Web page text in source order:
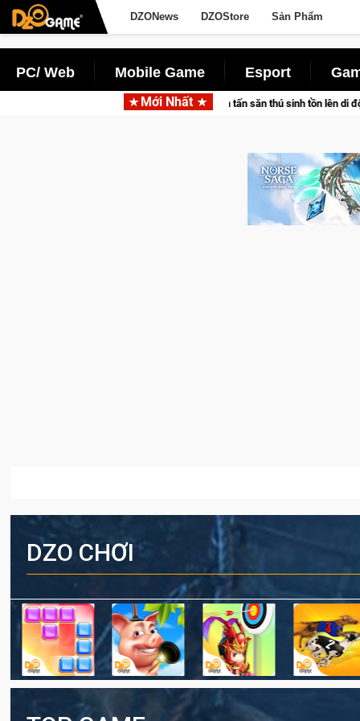
DZONews DZOStore Sản Phẩm
PC/ Web Mobile Game Esport
Mới Nhất
cùng Pocketpair đưa bom tấn săn thú sinh tồn lên di động với tên gọi
DZO CHƠI